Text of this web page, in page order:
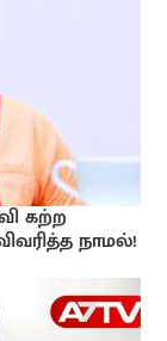
கற்ற
நாமல்!